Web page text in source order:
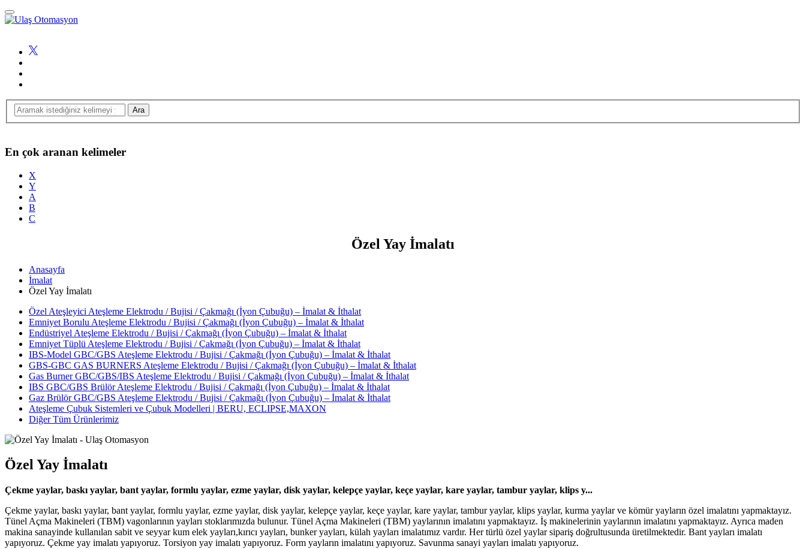
En çok aranan kelimeler
X
Y
A
B
C
Özel Yay İmalatı
Anasayfa
İmalat
Özel Yay İmalatı
Özel Ateşleyici Ateşleme Elektrodu / Bujisi / Çakmağı (İyon Çubuğu) – İmalat & İthalat
Emniyet Borulu Ateşleme Elektrodu / Bujisi / Çakmağı (İyon Çubuğu) – İmalat & İthalat
Endüstriyel Ateşleme Elektrodu / Bujisi / Çakmağı (İyon Çubuğu) – İmalat & İthalat
Emniyet Tüplü Ateşleme Elektrodu / Bujisi / Çakmağı (İyon Çubuğu) – İmalat & İthalat
IBS-Model GBC/GBS Ateşleme Elektrodu / Bujisi / Çakmağı (İyon Çubuğu) – İmalat & İthalat
GBS-GBC GAS BURNERS Ateşleme Elektrodu / Bujisi / Çakmağı (İyon Çubuğu) – İmalat & İthalat
Gas Burner GBC/GBS/IBS Ateşleme Elektrodu / Bujisi / Çakmağı (İyon Çubuğu) – İmalat & İthalat
IBS GBC/GBS Brülör Ateşleme Elektrodu / Bujisi / Çakmağı (İyon Çubuğu) – İmalat & İthalat
Gaz Brülör GBC/GBS Ateşleme Elektrodu / Bujisi / Çakmağı (İyon Çubuğu) – İmalat & İthalat
Ateşleme Çubuk Sistemleri ve Çubuk Modelleri | BERU, ECLIPSE,MAXON
Diğer Tüm Ürünlerimiz
Özel Yay İmalatı
Çekme yaylar, baskı yaylar, bant yaylar, formlu yaylar, ezme yaylar, disk yaylar, kelepçe yaylar, keçe yaylar, kare yaylar, tambur yaylar, klips y...
Çekme yaylar, baskı yaylar, bant yaylar, formlu yaylar, ezme yaylar, disk yaylar, kelepçe yaylar, keçe yaylar, kare yaylar, tambur yaylar, klips yaylar, kurma yaylar ve kömür yayların özel imalatını yapmaktayız.
Tünel Açma Makineleri (TBM) vagonlarının yayları stoklarımızda bulunur. Tünel Açma Makineleri (TBM) yaylarının imalatını yapmaktayız. İş makinelerinin yaylarının imalatını yapmaktayız. Ayrıca maden
makina sanayinde kullanılan sabit ve seyyar kum elek yayları,kırıcı yayları, bunker yayları, külah yayları imalatımız vardır. Her türlü özel yaylar sipariş doğrultusunda üretilmektedir. Bant yayları imalatı
yapıyoruz. Çekme yay imalatı yapıyoruz. Torsiyon yay imalatı yapıyoruz. Form yayların imalatını yapıyoruz. Savunma sanayi yayları imalatı yapıyoruz.